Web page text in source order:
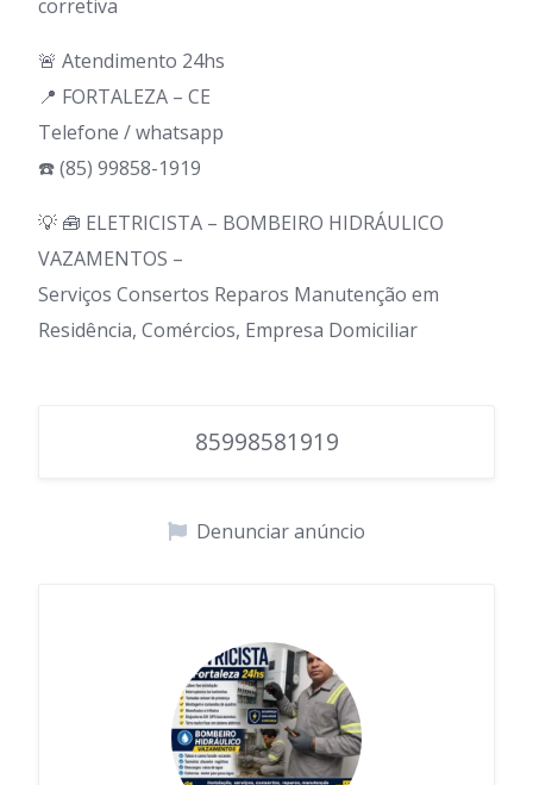
corretiva
🚨 Atendimento 24hs
📍 FORTALEZA – CE
Telefone / whatsapp
☎️ (85) 99858-1919
💡 🧰 ELETRICISTA – BOMBEIRO HIDRÁULICO
VAZAMENTOS –
Serviços Consertos Reparos Manutenção em
Residência, Comércios, Empresa Domiciliar
85998581919
Denunciar anúncio